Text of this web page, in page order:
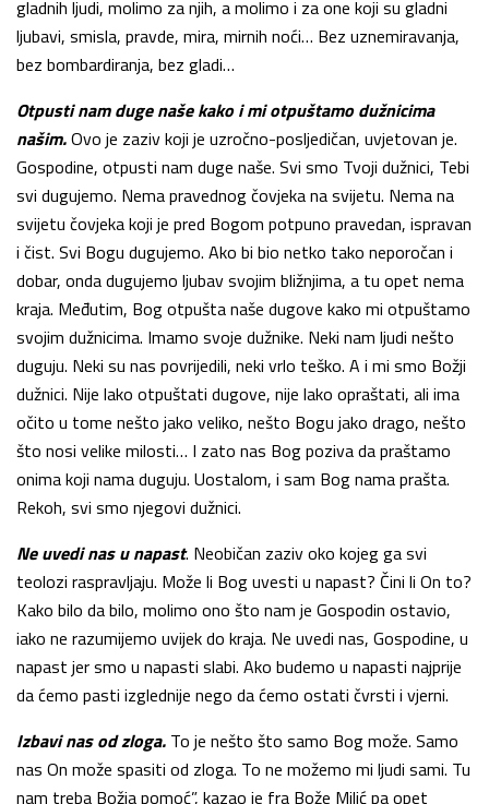
gladnih ljudi, molimo za njih, a molimo i za one koji su gladni
ljubavi, smisla, pravde, mira, mirnih noći… Bez uznemiravanja,
bez bombardiranja, bez gladi…
Otpusti nam duge naše kako i mi otpuštamo dužnicima
našim.Ovo je zaziv koji je uzročno-posljedičan, uvjetovan je.
Gospodine, otpusti nam duge naše. Svi smo Tvoji dužnici, Tebi
svi dugujemo. Nema pravednog čovjeka na svijetu. Nema na
svijetu čovjeka koji je pred Bogom potpuno pravedan, ispravan
i čist. Svi Bogu dugujemo. Ako bi bio netko tako neporočan i
dobar, onda dugujemo ljubav svojim bližnjima, a tu opet nema
kraja. Međutim, Bog otpušta naše dugove kako mi otpuštamo
svojim dužnicima. Imamo svoje dužnike. Neki nam ljudi nešto
duguju. Neki su nas povrijedili, neki vrlo teško. A i mi smo Božji
dužnici. Nije lako otpuštati dugove, nije lako opraštati, ali ima
očito u tome nešto jako veliko, nešto Bogu jako drago, nešto
što nosi velike milosti… I zato nas Bog poziva da praštamo
onima koji nama duguju. Uostalom, i sam Bog nama prašta.
Rekoh, svi smo njegovi dužnici.
Ne uvedi nas u napast. Neobičan zaziv oko kojeg ga svi
teolozi raspravljaju. Može li Bog uvesti u napast? Čini li On to?
Kako bilo da bilo, molimo ono što nam je Gospodin ostavio,
iako ne razumijemo uvijek do kraja. Ne uvedi nas, Gospodine, u
napast jer smo u napasti slabi. Ako budemo u napasti najprije
da ćemo pasti izglednije nego da ćemo ostati čvrsti i vjerni.
Izbavi nas od zloga. To je nešto što samo Bog može. Samo
nas On može spasiti od zloga. To ne možemo mi ljudi sami. Tu
nam treba Božja pomoć”, kazao je fra Bože Milić pa opet